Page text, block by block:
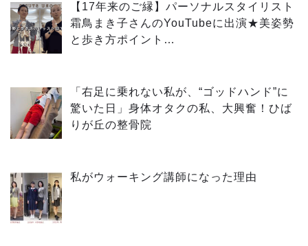
【17年来のご縁】パーソナルスタイリスト
霜鳥まき子さんのYouTubeに出演★美姿勢
と歩き方ポイント…
「右足に乗れない私が、“ゴッドハンド”に
驚いた日」身体オタクの私、大興奮！ひば
りが丘の整骨院
私がウォーキング講師になった理由